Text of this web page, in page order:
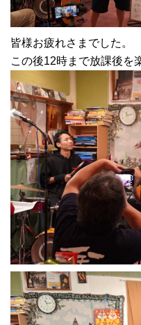
皆様お疲れさまでした。
この後12時まで放課後を